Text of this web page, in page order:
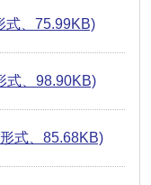
式、75.99KB)
式、98.90KB)
式、85.68KB)